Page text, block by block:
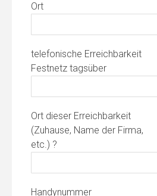
Ort
telefonische Erreichbarkeit
Festnetz tagsüber
Ort dieser Erreichbarkeit
(Zuhause, Name der Firma,
etc.) ?
Handynummer